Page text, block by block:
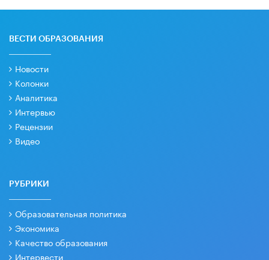
ВЕСТИ ОБРАЗОВАНИЯ
Новости
Колонки
Аналитика
Интервью
Рецензии
Видео
РУБРИКИ
Образовательная политика
Экономика
Качество образования
Интервести